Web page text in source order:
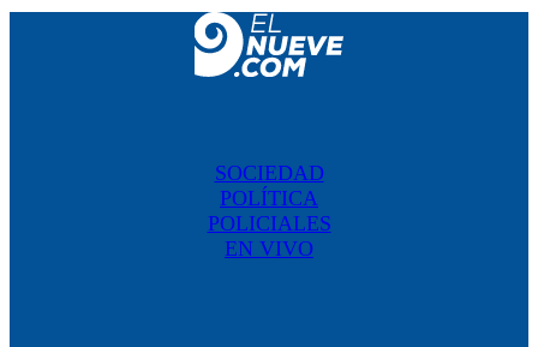
SOCIEDAD
POLÍTICA
POLICIALES
EN VIVO